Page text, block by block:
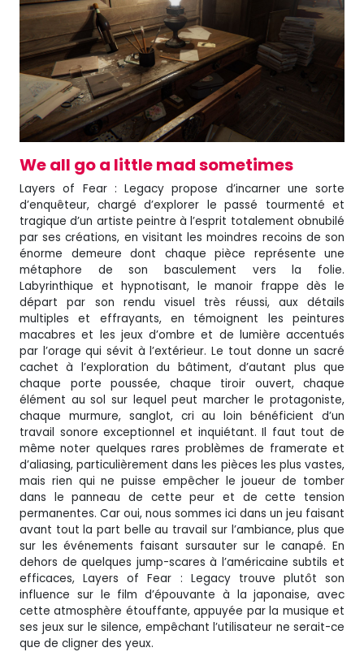
We all go a little mad sometimes
Layers of Fear : Legacy propose d’incarner une sorte
d’enquêteur, chargé d’explorer le passé tourmenté et
tragique d’un artiste peintre à l’esprit totalement obnubilé
par ses créations, en visitant les moindres recoins de son
énorme demeure dont chaque pièce représente une
métaphore de son basculement vers la folie.
Labyrinthique et hypnotisant, le manoir frappe dès le
départ par son rendu visuel très réussi, aux détails
multiples et effrayants, en témoignent les peintures
macabres et les jeux d’ombre et de lumière accentués
par l’orage qui sévit à l’extérieur. Le tout donne un sacré
cachet à l’exploration du bâtiment, d’autant plus que
chaque porte poussée, chaque tiroir ouvert, chaque
élément au sol sur lequel peut marcher le protagoniste,
chaque murmure, sanglot, cri au loin bénéficient d’un
travail sonore exceptionnel et inquiétant. Il faut tout de
même noter quelques rares problèmes de framerate et
d’aliasing, particulièrement dans les pièces les plus vastes,
mais rien qui ne puisse empêcher le joueur de tomber
dans le panneau de cette peur et de cette tension
permanentes. Car oui, nous sommes ici dans un jeu faisant
avant tout la part belle au travail sur l’ambiance, plus que
sur les événements faisant sursauter sur le canapé. En
dehors de quelques jump-scares à l’américaine subtils et
efficaces, Layers of Fear : Legacy trouve plutôt son
influence sur le film d’épouvante à la japonaise, avec
cette atmosphère étouffante, appuyée par la musique et
ses jeux sur le silence, empêchant l’utilisateur ne serait-ce
que de cligner des yeux.